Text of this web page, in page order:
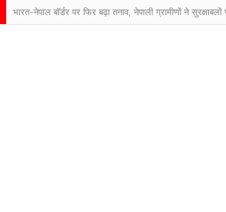
भारत-नेपाल बॉर्डर पर फिर बढ़ा तनाव, नेपाली ग्रामीणों ने